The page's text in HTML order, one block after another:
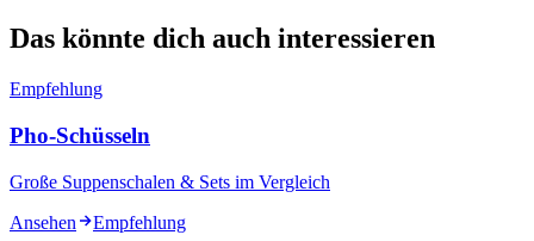
Das könnte dich auch interessieren
Empfehlung
Pho-Schüsseln
Große Suppenschalen & Sets im Vergleich
Ansehen
Empfehlung